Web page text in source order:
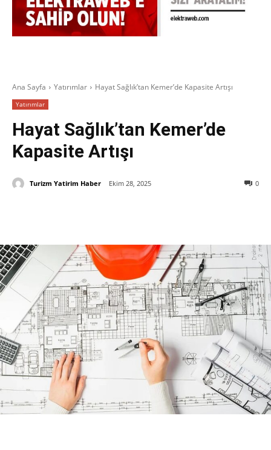
Ana Sayfa Yatırımlar Hayat Sağlık’tan Kemer’de Kapasite Artışı
Yatırımlar
Hayat Sağlık’tan Kemer’de
Kapasite Artışı
0
Turizm Yatirim Haber Ekim 28, 2025